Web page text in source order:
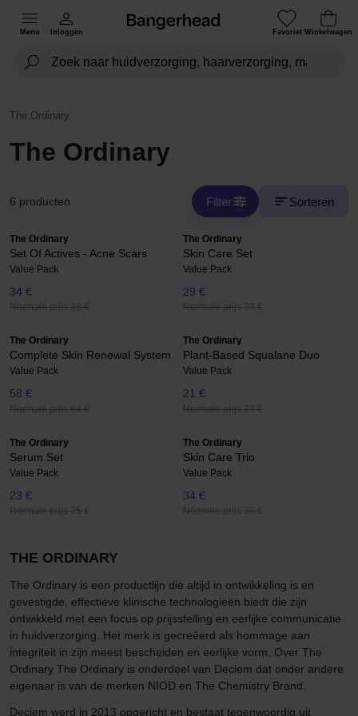
Menu Inloggen Favoriet Winkelwagen
The Ordinary
The Ordinary
6 producten Filter Sorteren
The Ordinary
Set Of Actives - Acne Scars
Value Pack
34 €
Normale prijs 38 €
The Ordinary
Skin Care Set
Value Pack
29 €
Normale prijs 33 €
The Ordinary
Complete Skin Renewal System
Value Pack
58 €
Normale prijs 64 €
The Ordinary
Plant-Based Squalane Duo
Value Pack
21 €
Normale prijs 23 €
The Ordinary
Serum Set
Value Pack
23 €
Normale prijs 25 €
The Ordinary
Skin Care Trio
Value Pack
34 €
Normale prijs 38 €
THE ORDINARY
The Ordinary is een productlijn die altijd in ontwikkeling is en
gevestigde, effectieve klinische technologieën biedt die zijn
ontwikkeld met een focus op prijsstelling en eerlijke communicatie
in huidverzorging. Het merk is gecreëerd als hommage aan
integriteit in zijn meest bescheiden en eerlijke vorm. Over The
Ordinary The Ordinary is onderdeel van Deciem dat onder andere
eigenaar is van de merken NIOD en The Chemistry Brand.
Deciem werd in 2013 opgericht en bestaat tegenwoordig uit